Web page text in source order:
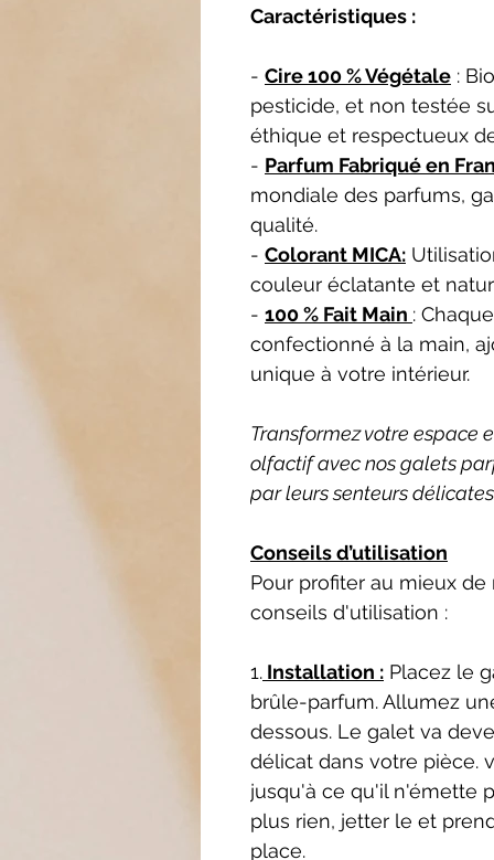
Caractéristiques :
- Cire 100 % Végétale :
pesticide, et non testée
éthique et respectueux
- Parfum Fabriqué en
mondiale des parfums,
qualité.
- Colorant MICA:
couleur éclatante et
- 100 % Fait Main :
confectionné à la main,
unique à votre intérieur.
Transformez votre espace
olfactif avec nos galets
par leurs senteurs
Conseils d’utilisation
Pour profiter au mieux
conseils d'utilisation :
1. Installation : Placez le
brûle-parfum. Allumez
dessous. Le galet va
délicat dans votre pièce.
jusqu'à ce qu'il n'émette
plus rien, jetter le et
place.